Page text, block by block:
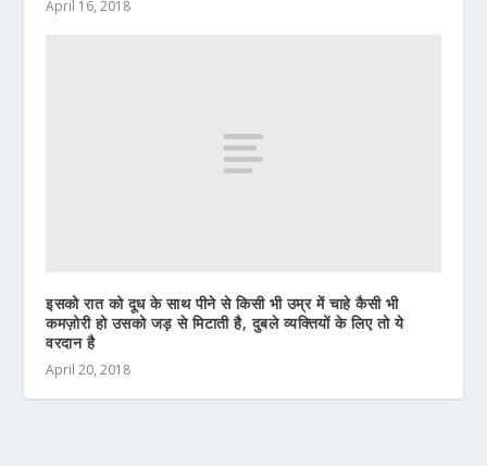
April 16, 2018
इसको रात को दूध के साथ पीने से किसी भी उम्र में चाहे कैसी भी
कमज़ोरी हो उसको जड़ से मिटाती है, दुबले व्यक्तियों के लिए तो ये
वरदान है
April 20, 2018